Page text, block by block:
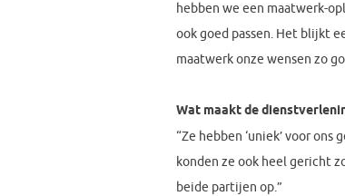
hebben we een maatwerk-
ook goed passen. Het blijkt
maatwerk onze wensen zo
Wat maakt de
“Ze hebben ‘uniek’ voor
konden ze ook heel gericht
beide partijen op.”